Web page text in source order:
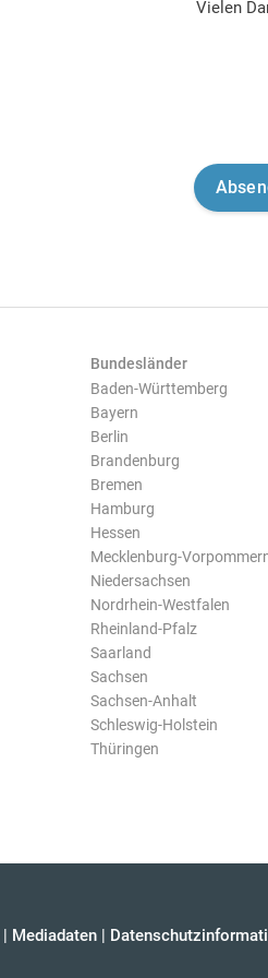
Vielen
Bundesländer
Baden-Württemberg
Bayern
Berlin
Brandenburg
Bremen
Hamburg
Hessen
Mecklenburg-
Niedersachsen
Nordrhein-Westfalen
Rheinland-Pfalz
Saarland
Sachsen
Sachsen-Anhalt
Schleswig-Holstein
Thüringen
| Mediadaten |